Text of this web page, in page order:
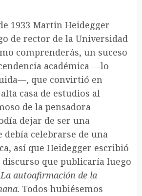
1933 Martin Heidegger
de rector de la Universidad
comprenderás, un suceso
académica —lo
que convirtió en
alta casa de estudios al
de la pensadora
dejar de ser una
debía celebrarse de una
así que Heidegger escribió
que publicaría luego
La autoafirmación de la
. Todos hubiésemos